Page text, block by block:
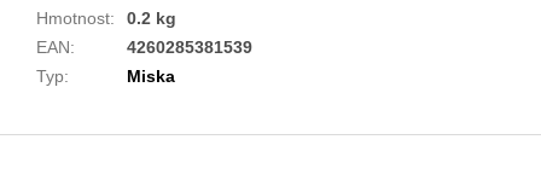
Hmotnost:
0.2 kg
EAN:
4260285381539
Typ: Miska